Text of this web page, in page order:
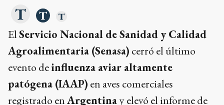
ElServicio Nacional de Sanidad y Calidad
Agroalimentaria (Senasa) cerró el último
evento deinfluenza aviar altamente
patógena (IAAP) en aves comerciales
registrado enArgentinay elevó el informe de